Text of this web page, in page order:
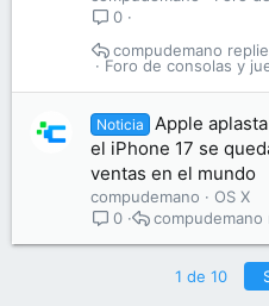
0
Foro de consolas y
compudemano
Noticia
Apple
el iPhone 17 se
ventas en el mundo
compudemano
OS X
0
compudemano
1 de 10